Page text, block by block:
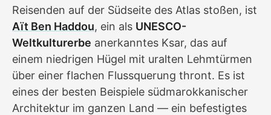
Reisenden auf der Südseite des Atlas stoßen, ist
Aït Ben Haddou, ein als UNESCO-
Weltkulturerbe anerkanntes Ksar, das auf
einem niedrigen Hügel mit uralten Lehm­türmen
über einer flachen Flussquerung thront. Es ist
eines der besten Beispiele südmarokkanischer
Architektur im ganzen Land — ein befestigtes